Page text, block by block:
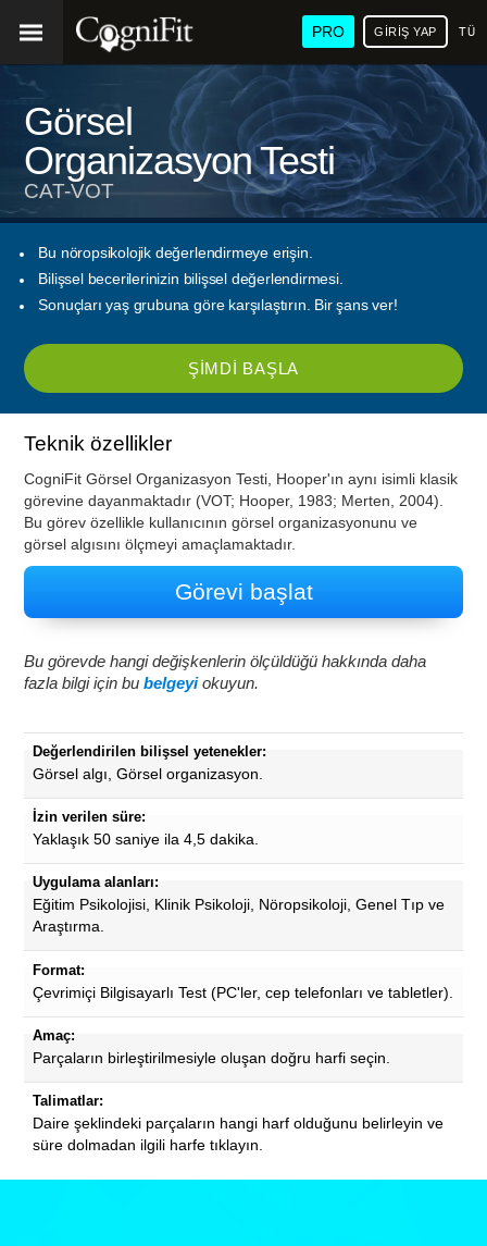
PRO GIRIŞ YAP
Görsel
Organizasyon Testi
CAT-VOT
Bu nöropsikolojik değerlendirmeye erişin.
Bilişsel becerilerinizin bilişsel değerlendirmesi.
Sonuçları yaş grubuna göre karşılaştırın. Bir şans ver!
ŞIMDI BAŞLA
Teknik özellikler
CogniFit Görsel Organizasyon Testi, Hooper'ın aynı isimli klasik
görevine dayanmaktadır (VOT; Hooper, 1983; Merten, 2004).
Bu görev özellikle kullanıcının görsel organizasyonunu ve
görsel algısını ölçmeyi amaçlamaktadır.
Görevi başlat
Bu görevde hangi değişkenlerin ölçüldüğü hakkında daha
fazla bilgi için bubelgeyiokuyun.
Değerlendirilen bilişsel yetenekler:
Görsel algı, Görsel organizasyon.
İzin verilen süre:
Yaklaşık 50 saniye ila 4,5 dakika.
Uygulama alanları:
Eğitim Psikolojisi, Klinik Psikoloji, Nöropsikoloji, Genel Tıp ve
Araştırma.
Format:
Çevrimiçi Bilgisayarlı Test (PC'ler, cep telefonları ve tabletler).
Amaç:
Parçaların birleştirilmesiyle oluşan doğru harfi seçin.
Talimatlar:
Daire şeklindeki parçaların hangi harf olduğunu belirleyin ve
süre dolmadan ilgili harfe tıklayın.